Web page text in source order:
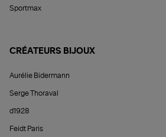
Sportmax
CRÉATEURS BIJOUX
Aurélie Bidermann
Serge Thoraval
d1928
Feidt Paris